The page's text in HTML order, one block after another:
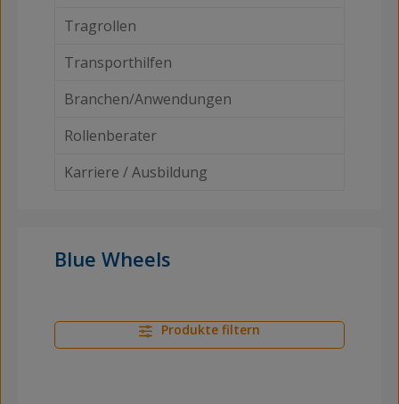
Tragrollen
Transporthilfen
Branchen/Anwendungen
Rollenberater
Karriere / Ausbildung
Blue Wheels
Produkte filtern